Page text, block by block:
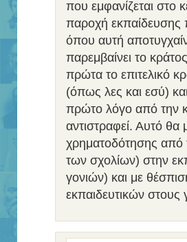
που εμφανίζεται στο
παροχή εκπαίδευσης
όπου αυτή
παρεμβαίνει το
πρώτα το επιτελικό
(όπως λες και εσύ)
πρώτο λόγο από την
αντιστραφεί. Αυτό
χρηματοδότησης από
των σχολίων) στην
γονιών) και με
εκπαιδευτικών στους